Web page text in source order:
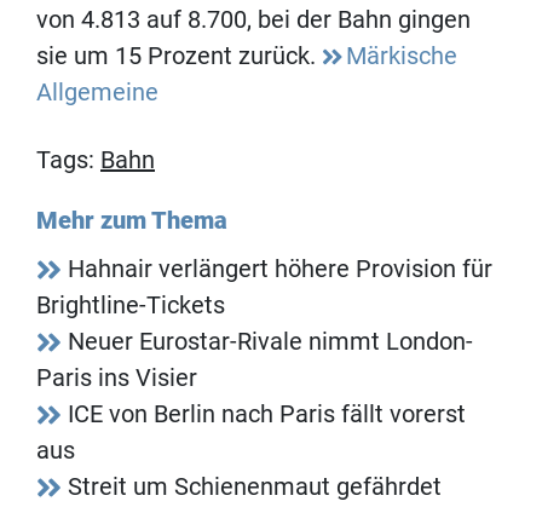
von 4.813 auf 8.700, bei der Bahn gingen
sie um 15 Prozent zurück.
Märkische
Allgemeine
Tags: Bahn
Mehr zum Thema
Hahnair verlängert höhere Provision für
Brightline-Tickets
Neuer Eurostar-Rivale nimmt London-
Paris ins Visier
ICE von Berlin nach Paris fällt vorerst
aus
Streit um Schienenmaut gefährdet